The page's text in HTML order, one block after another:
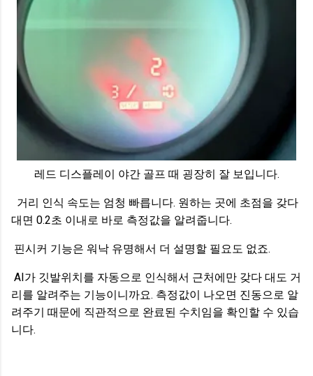
레드 디스플레이 야간 골프 때 굉장히 잘 보입니다.
거리 인식 속도는 엄청 빠릅니다. 원하는 곳에 초점을 갖다
대면 0.2초 이내로 바로 측정값을 알려줍니다.
핀시커 기능은 워낙 유명해서 더 설명할 필요도 없죠.
AI가 깃발위치를 자동으로 인식해서 근처에만 갖다 대도 거
리를 알려주는 기능이니까요. 측정값이 나오면 진동으로 알
려주기 때문에 직관적으로 완료된 수치임을 확인할 수 있습
니다.